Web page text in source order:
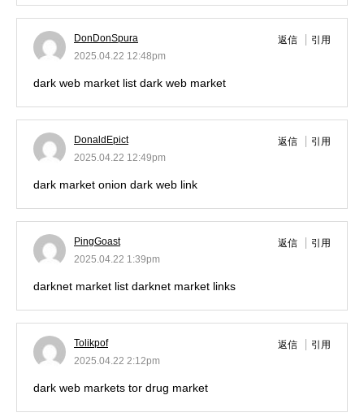
DonDonSpura
2025.04.22 12:48pm
返信 引用
dark web market list dark web market
DonaldEpict
2025.04.22 12:49pm
返信 引用
dark market onion dark web link
PingGoast
2025.04.22 1:39pm
返信 引用
darknet market list darknet market links
Tolikpof
2025.04.22 2:12pm
返信 引用
dark web markets tor drug market